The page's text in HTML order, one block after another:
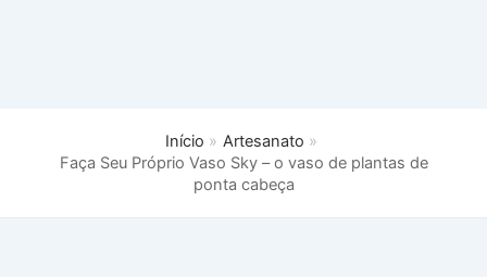
Início
Artesanato
Faça Seu Próprio Vaso Sky – o vaso de plantas de
ponta cabeça